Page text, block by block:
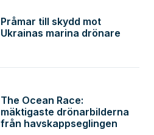
Pråmar till skydd mot
Ukrainas marina drönare
The Ocean Race:
mäktigaste drönarbilderna
från havskappseglingen